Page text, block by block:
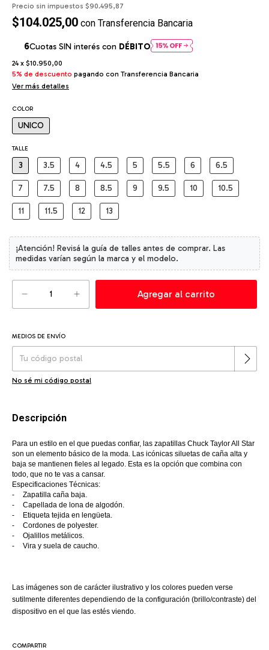
Precio sin impuestos $90.495,87
$104.025,00 con Transferencia Bancaria
Cuotas SIN interés con DÉBITO
24 x $10.950,00
5% de descuento pagando con Transferencia Bancaria
Ver más detalles
COLOR
UNICO
TALLE
3 3.5 4 4.5 5 5.5 6 6.5
7 7.5 8 8.5 9 9.5 10 10.5
11 11.5 12 13
Entregas para el CP:
MEDIOS DE ENVÍO
No sé mi código postal
Descripción
Para un estilo en el que puedas confiar, las zapatillas Chuck Taylor All Star
son un elemento básico de la moda. Las icónicas siluetas de caña alta y
baja se mantienen fieles al legado. Esta es la opción que combina con
todo, que no te vas a cansar.
Especificaciones Técnicas:
-
Zapatilla caña baja.
-
Capellada de lona de algodón.
-
Etiqueta tejida en lengüeta.
-
Cordones de polyester.
-
Ojalillos metálicos.
-
Vira y suela de caucho.
Las imágenes son de carácter ilustrativo y los colores pueden verse
sutilmente diferentes dependiendo de la configuración (brillo/contraste) del
dispositivo en el que las estés viendo.
COMPARTIR